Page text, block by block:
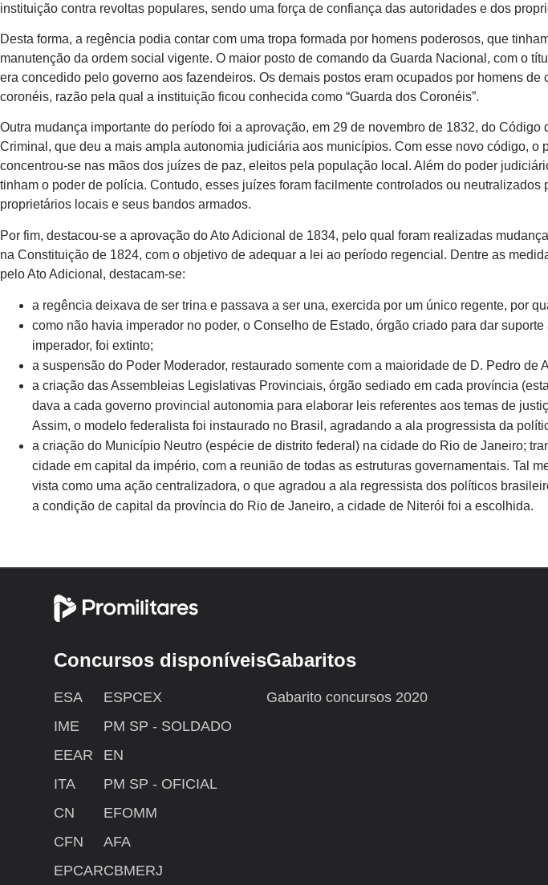
instituição contra revoltas populares, sendo uma força de confiança das autoridades e dos
Desta forma, a regência podia contar com uma tropa formada por homens poderosos, que
manutenção da ordem social vigente. O maior posto de comando da Guarda Nacional, com o
era concedido pelo governo aos fazendeiros. Os demais postos eram ocupados por homens de
coronéis, razão pela qual a instituição ficou conhecida como “Guarda dos Coronéis”.
Outra mudança importante do período foi a aprovação, em 29 de novembro de 1832, do Código
Criminal, que deu a mais ampla autonomia judiciária aos municípios. Com esse novo código, o
concentrou-se nas mãos dos juízes de paz, eleitos pela população local. Além do poder
tinham o poder de polícia. Contudo, esses juízes foram facilmente controlados ou neutralizados
proprietários locais e seus bandos armados.
Por fim, destacou-se a aprovação do Ato Adicional de 1834, pelo qual foram realizadas
na Constituição de 1824, com o objetivo de adequar a lei ao período regencial. Dentre as
pelo Ato Adicional, destacam-se:
a regência deixava de ser trina e passava a ser una, exercida por um único regente, por
como não havia imperador no poder, o Conselho de Estado, órgão criado para dar
imperador, foi extinto;
a suspensão do Poder Moderador, restaurado somente com a maioridade de D. Pedro de
a criação das Assembleias Legislativas Provinciais, órgão sediado em cada província
dava a cada governo provincial autonomia para elaborar leis referentes aos temas de
Assim, o modelo federalista foi instaurado no Brasil, agradando a ala progressista da
a criação do Município Neutro (espécie de distrito federal) na cidade do Rio de Janeiro;
cidade em capital da império, com a reunião de todas as estruturas governamentais. Tal
vista como uma ação centralizadora, o que agradou a ala regressista dos políticos
a condição de capital da província do Rio de Janeiro, a cidade de Niterói foi a escolhida.
Concursos disponíveis
ESA
IME
EEAR
ITA
CN
CFN
EPCAR
ESPCEX
PM SP - SOLDADO
EN
PM SP - OFICIAL
EFOMM
AFA
CBMERJ
Gabaritos
Gabarito concursos 2020